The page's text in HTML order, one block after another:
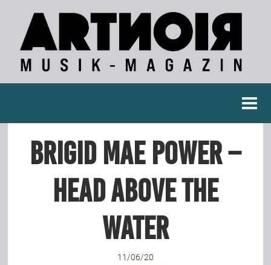
Konzertberichte
Fotoreportagen
Brigid Mae Power –
Head Above The
Water
11/06/20